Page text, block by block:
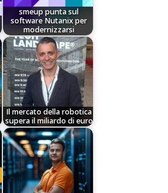
smeup punta sul
software Nutanix per
modernizzarsi
Il mercato della robotica
supera il miliardo di euro